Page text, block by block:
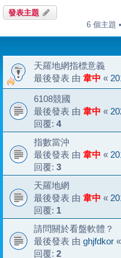
發表主題
6 個主題
天羅地網指標意義
最後發表 由 韋中 «
6108競國
最後發表 由 韋中 «
回覆: 4
指數當沖
最後發表 由 韋中 «
回覆: 3
天羅地網
最後發表 由 韋中 «
回覆: 1
請問關於看盤軟體？
最後發表 由 ghjfdkor «
回覆: 2